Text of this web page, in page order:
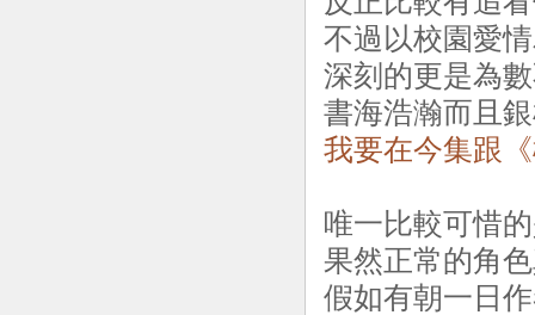
不過以校園愛
深刻的更是為
書海浩瀚而且
我要在今集跟
唯一比較可惜
果然正常的角
假如有朝一日